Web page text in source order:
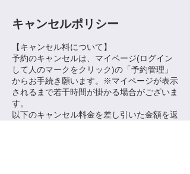
キャンセルポリシー
​【キャンセル料について】
予約のキャンセルは、マイページ(ログイン
して人のマークをクリック)の「予約管理」
からお手続き願います。※マイページが表示
されるまで若干時間が掛かる場合がございま
す。
以下のキャンセル料金を差し引いた金額を返